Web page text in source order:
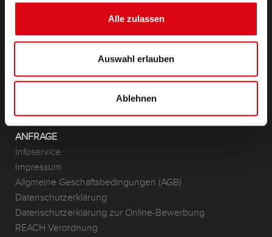
Alle zulassen
Auswahl erlauben
Ablehnen
Zubehör für PKW und Nutzfahrzeuge
(Semi-) Traktion & Standby
(Semi-) Traktion & Standby
ANFRAGE
Infoservice
Impressum
Allgmeine Geschäftsbedingungen (AGB)
Datenschutzerklärung
Datenschutzerklärung zur Online-Bewerbung
REACH Verordnung